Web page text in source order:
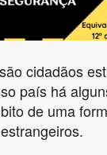
cidadãos
país há
de uma